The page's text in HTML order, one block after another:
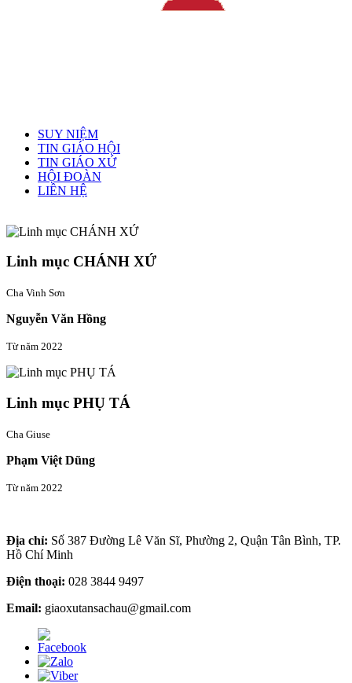
SUY NIỆM
TIN GIÁO HỘI
TIN GIÁO XỨ
HỘI ĐOÀN
LIÊN HỆ
Linh mục CHÁNH XỨ
Cha Vinh Sơn
Nguyễn Văn Hồng
Từ năm 2022
Linh mục PHỤ TÁ
Cha Giuse
Phạm Việt Dũng
Từ năm 2022
Địa chỉ: Số 387 Đường Lê Văn Sĩ, Phường 2, Quận Tân Bình, TP.
Hồ Chí Minh
Điện thoại: 028 3844 9497
Email: giaoxutansachau@gmail.com